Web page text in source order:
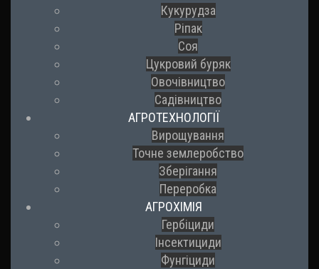
Кукурудза
Ріпак
Соя
Цукровий буряк
Овочівництво
Садівництво
АГРОТЕХНОЛОГІЇ
Вирощування
Точне землеробство
Зберігання
Переробка
АГРОХІМІЯ
Гербіциди
Інсектициди
Фунгіциди